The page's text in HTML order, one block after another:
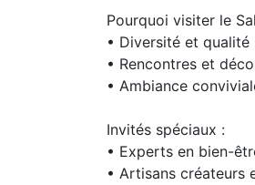
Pourquoi visiter le
• Diversité et
• Rencontres et
• Ambiance
Invités spéciaux :
• Experts en bien-
• Artisans créateurs